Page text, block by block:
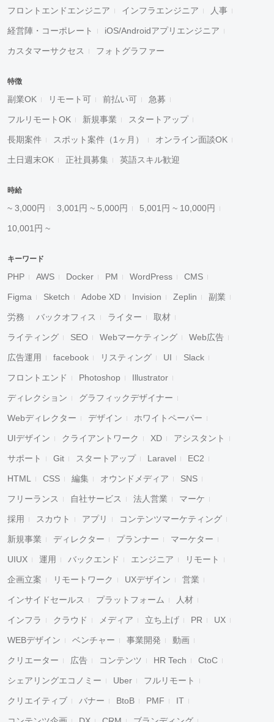
フロントエンドエンジニア インフラエンジニア 人事
経営陣・コーポレート iOS/Androidアプリエンジニア
カスタマーサクセス フォトグラファー
特徴
副業OK リモート可 前払い可 急募
フルリモートOK 新規事業 スタートアップ
長期案件 スポット案件（1ヶ月） オンライン面談OK
土日週末OK 正社員募集 英語スキル歓迎
時給
~ 3,000円 3,001円 ~ 5,000円 5,001円 ~ 10,000円
10,001円 ~
キーワード
PHP AWS Docker PM WordPress CMS
Figma Sketch Adobe XD Invision Zeplin 副業
労務 バックオフィス ライター 取材
ライティング SEO Webマーケティング Web広告
広告運用 facebook リスティング UI Slack
フロントエンド Photoshop Illustrator
ディレクション グラフィックデザイナー
Webディレクター デザイン ホワイトペーパー
UIデザイン クライアントワーク XD アシスタント
サポート Git スタートアップ Laravel EC2
HTML CSS 編集 オウンドメディア SNS
フリーランス 自社サービス 法人営業 マーケ
採用 スカウト アプリ コンテンツマーケティング
新規事業 ディレクター プランナー マーケター
UIUX 運用 バックエンド エンジニア リモート
企画立案 リモートワーク UXデザイン 営業
インサイドセールス プラットフォーム 人材
インフラ クラウド メディア 立ち上げ PR UX
WEBデザイン ベンチャー 事業開発 動画
クリエーター 広告 コンテンツ HR Tech CtoC
シェアリングエコノミー Uber フルリモート
クリエイティブ バナー BtoB PMF IT